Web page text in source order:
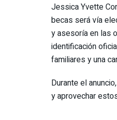
Jessica Yvette
becas será vía
y asesoría en las
identificación
familiares y una
Durante el
y aprovechar